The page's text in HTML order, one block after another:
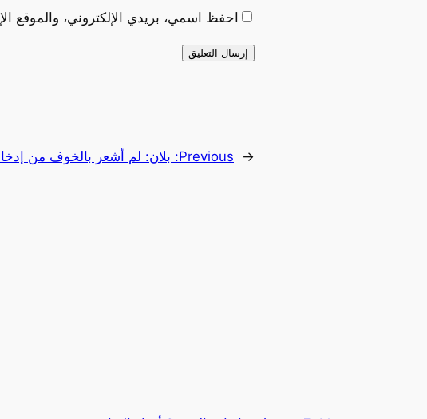
احفظ اسمي، بريدي الإلكتروني، والموقع
←
Previous: بلان: لم أشعر بالخوف من إدخال